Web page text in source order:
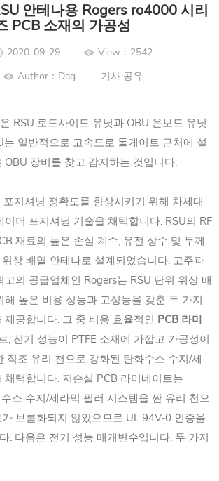
안테나용 Rogers ro4000 시리
PCB 소재의 가공성
2020-09-29
View：2542
Author：Dag 기사 공유
RSU 로드사이드 유닛과 OBU 온보드 유닛
는 일반적으로 고속도로 톨게이트 근처에 설
OBU 장비를 찾고 감지하는 것입니다.
포지셔닝 정확도를 향상시키기 위해 차세대
이더 포지셔닝 기술을 채택합니다. RSU의 RF
재료의 높은 손실 계수, 유전 상수 및 두께
상 배열 안테나로 설계되었습니다. 고주파
의 공급업체인 Rogers는 RSU 단위 위상 배
해 높은 비용 성능과 고성능을 갖춘 두 가지
제공합니다. 그 중 비용 효율적인 PCB 라미
, 전기 성능이 PTFE 소재에 가깝고 가공성이
직조 유리 천으로 강화된 탄화수소 수지/세
채택합니다. 저손실 PCB 라미네이트는
소 수지/세라믹 필러 시스템을 짠 유리 천으
브롬화되지 않았으므로 UL 94V-0 인증을
. 다음은 전기 성능 매개변수입니다. 두 가지